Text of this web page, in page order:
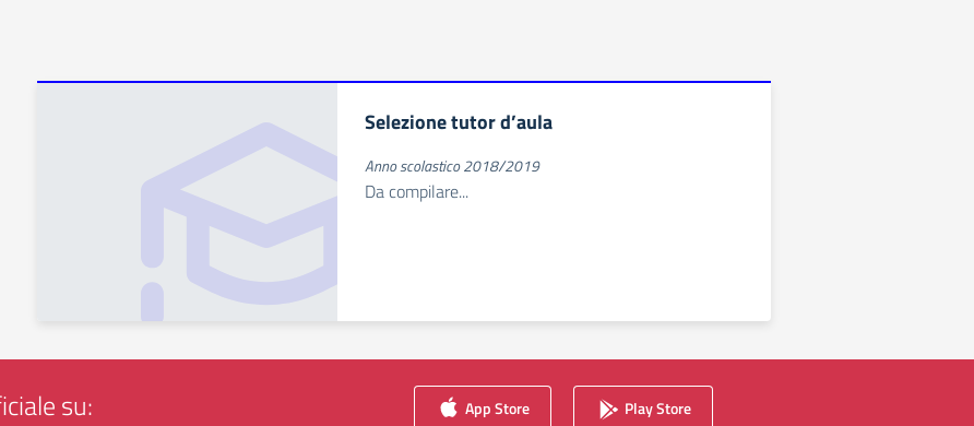
Selezione tutor d’aula
Anno scolastico 2018/2019
Da compilare...
su: App Store Play Store